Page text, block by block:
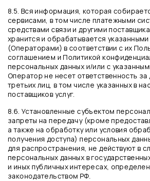
8.5. Вся информация, которая
сервисами, в том числе платежными
средствами связи и другими
хранится и обрабатывается
(Операторами) в соответствии с их
соглашением и Политикой
персональных данных и/или с
Оператор не несет ответственность за
третьих лиц, в том числе указанных в
поставщиков услуг.
8.6. Установленные субъектом
запреты на передачу (кроме
а также на обработку или условия
получения доступа) персональных
для распространения, не действуют в
персональных данных в
и иных публичных интересах,
законодательством РФ.